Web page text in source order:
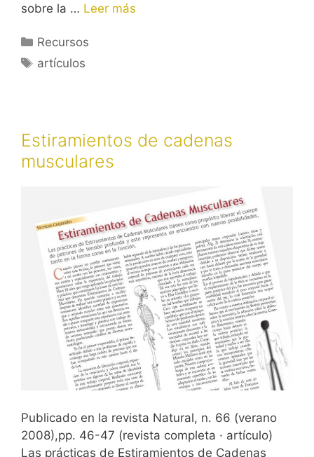
sobre la … Leer más
Categorías
Recursos
Etiquetas
artículos
Estiramientos de cadenas
musculares
Publicado en la revista Natural, n. 66 (verano
2008),pp. 46-47 (revista completa · artículo)
Las prácticas de Estiramientos de Cadenas